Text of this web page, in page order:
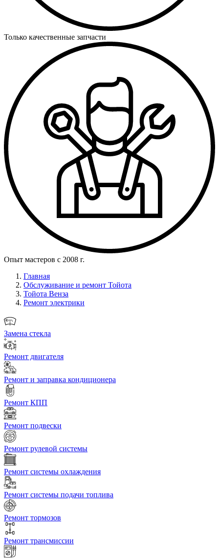
Только качественные запчасти
Опыт мастеров с 2008 г.
Главная
Обслуживание и ремонт Тойота
Тойота Венза
Ремонт электрики
Замена стекла
Ремонт двигателя
Ремонт и заправка кондиционера
Ремонт КПП
Ремонт подвески
Ремонт рулевой системы
Ремонт системы охлаждения
Ремонт системы подачи топлива
Ремонт тормозов
Ремонт трансмиссии